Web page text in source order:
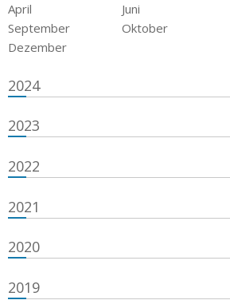
April
Juni
September
Oktober
Dezember
2024
2023
2022
2021
2020
2019